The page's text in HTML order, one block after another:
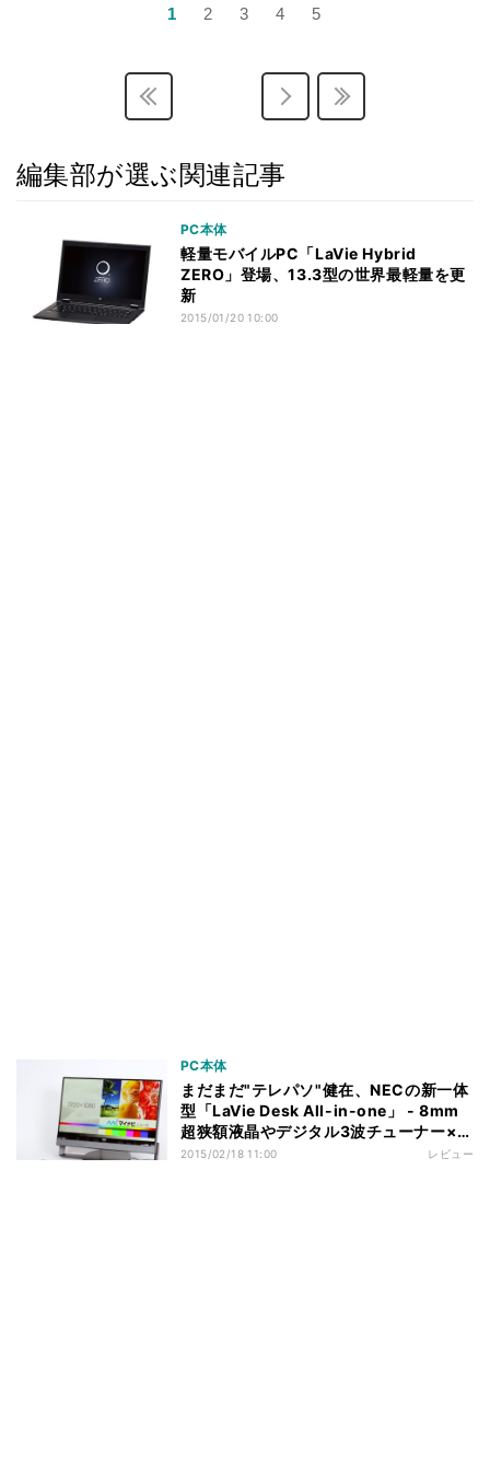
1 2 3 4 5
編集部が選ぶ関連記事
PC本体
軽量モバイルPC「LaVie Hybrid
ZERO」登場、13.3型の世界最軽量を更
新
2015/01/20 10:00
PC本体
まだまだ"テレパソ"健在、NECの新一体
型「LaVie Desk All-in-one」 - 8mm
超狭額液晶やデジタル3波チューナー×4
基を搭載
2015/02/18 11:00 レビュー